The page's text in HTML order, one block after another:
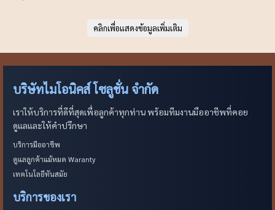
บริษัทไมโอนิคส์ โซลูชั่น จำกัด
เราให้บริการที่ดีที่สุดเพื่อลูกค้าทุกท่าน พร้อมทีมงานมืออาชีพที่คอย
ดูแลและให้คำปรึกษา
บริการมืออาชีพ
ดูแลลูกค้าแม้หมด Waranty
เทคโนโลยีทันสมัย
บริการของเรา